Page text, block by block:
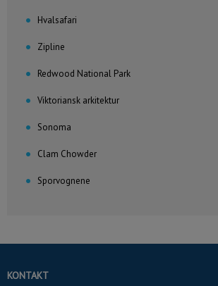
Hvalsafari
Zipline
Redwood National Park
Viktoriansk arkitektur
Sonoma
Clam Chowder
Sporvognene
KONTAKT